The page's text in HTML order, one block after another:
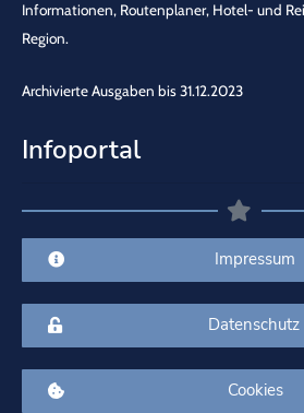
Informationen, Routenplaner, Hotel- und
Region.
Archivierte Ausgaben bis 31.12.2023
Infoportal
Impressum
Datenschutz
Cookies